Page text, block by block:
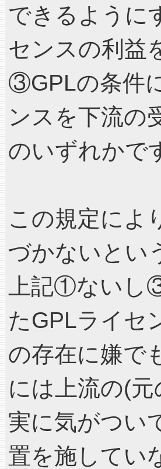
できるように
センスの利益
③GPLの条件
ンスを下流の
のいずれかで
この規定によ
づかないとい
上記①ないし
たGPLライセ
の存在に嫌で
には上流の(
実に気がつ
置を施してい